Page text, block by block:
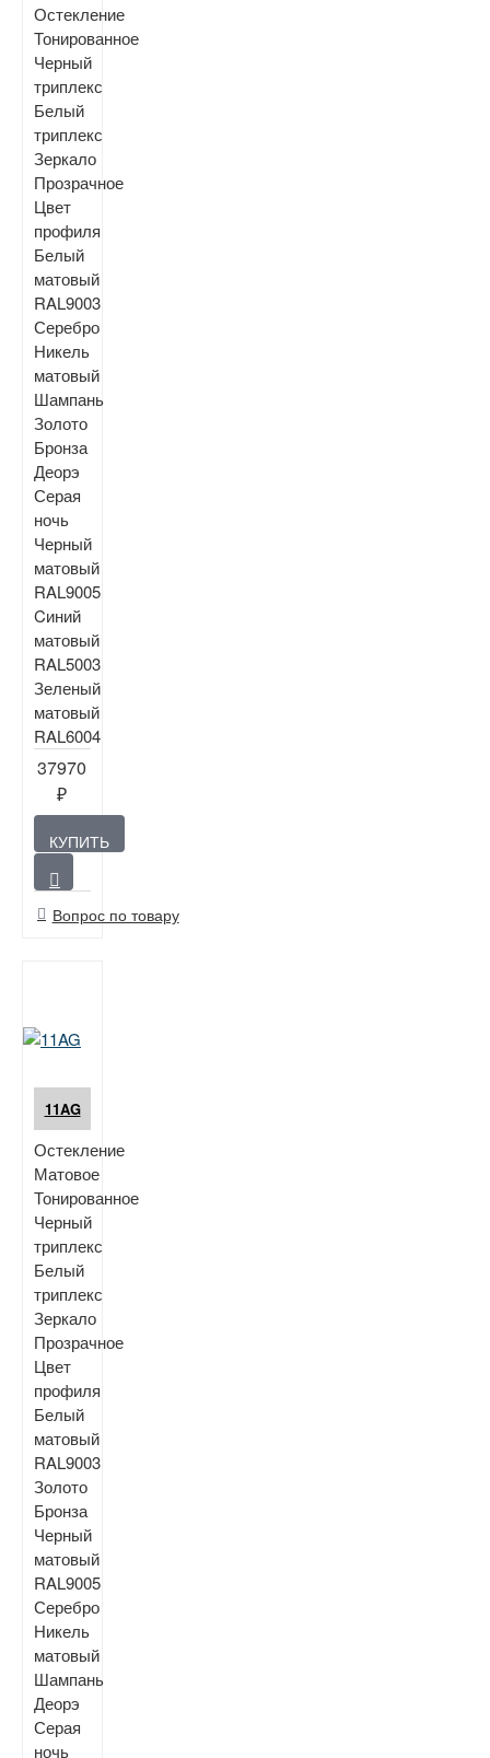
Остекление
Тонированное
Черный
триплекс
Белый
триплекс
Зеркало
Прозрачное
Цвет
профиля
Белый
матовый
RAL9003
Серебро
Никель
матовый
Шампань
Золото
Бронза
Деорэ
Серая
ночь
Черный
матовый
RAL9005
Cиний
матовый
RAL5003
Зеленый
матовый
RAL6004
37970
₽
КУПИТЬ
Вопрос по товару
11AG
Остекление
Матовое
Тонированное
Черный
триплекс
Белый
триплекс
Зеркало
Прозрачное
Цвет
профиля
Белый
матовый
RAL9003
Золото
Бронза
Черный
матовый
RAL9005
Серебро
Никель
матовый
Шампань
Деорэ
Серая
ночь